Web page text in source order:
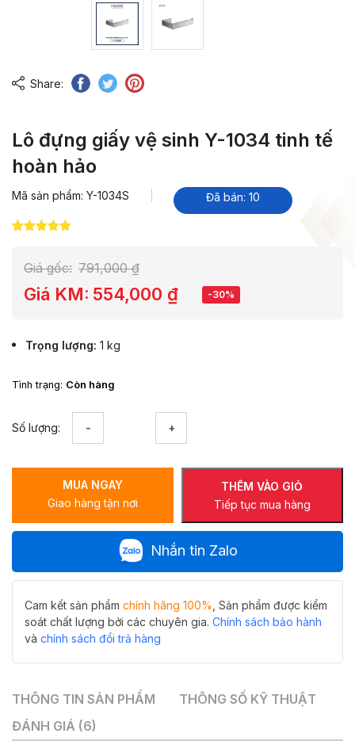
Share:
Lô đựng giấy vệ sinh Y-1034 tinh tế
hoàn hảo
Mã sản phẩm: Y-1034S Đã bán: 10
đánh giá
Giá gốc: 791,000₫
Giá KM: 554,000 ₫ -30%
Trọng lượng 1 kg
Tình trạng: Còn hàng
Số lượng:
vệ
sinh
Y-
hoàn
số
lượng
THÊM VÀO GIỎ
Tiếp tục mua hàng
MUA NGAY
Giao hàng tận nơi
Nhắn tin Zalo
Cam kết sản phẩm chính hãng 100% , Sản phẩm được kiểm
soát chất lượng bởi các chuyên gia. Chính sách bảo hành
và chính sách đổi trả hàng
THÔNG TIN SẢN PHẨM
THÔNG SỐ KỸ THUẬT
ĐÁNH GIÁ (6)